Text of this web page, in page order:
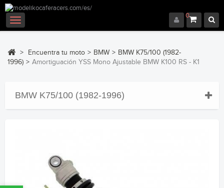
0
Navegación
Toggle
> Encuentra tu moto > BMW > BMW K75/100 (1982-
1996) > Amortiguación YSS Mono Ajustable BMW K100 RS - K1
BMW K75/100 (1982-1996)